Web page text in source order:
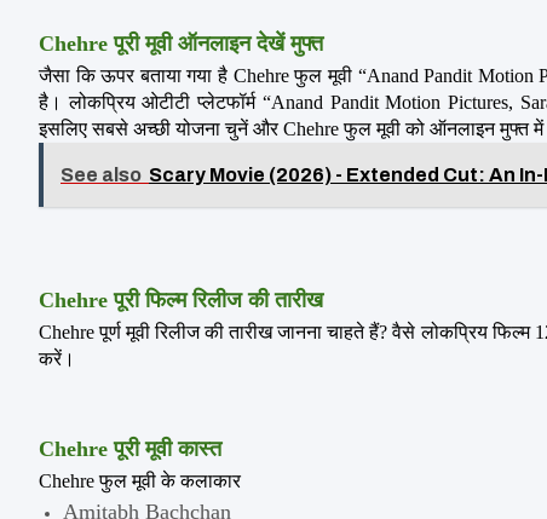
Chehre पूरी मूवी ऑनलाइन देखें मुफ्त
जैसा कि ऊपर बताया गया है Chehre फुल मूवी “Anand Pandit Motion
है। लोकप्रिय ओटीटी प्लेटफॉर्म “Anand Pandit Motion Pictures,
इसलिए सबसे अच्छी योजना चुनें और Chehre फुल मूवी को ऑनलाइन मुफ्त
See also Scary Movie (2026) - Extended Cut: An
Chehre पूरी फिल्म रिलीज की तारीख
Chehre पूर्ण मूवी रिलीज की तारीख जानना चाहते हैं? वैसे लोकप्रिय फिल्म
करें।
Chehre पूरी मूवी कास्त
Chehre फुल मूवी के कलाकार
Amitabh Bachchan